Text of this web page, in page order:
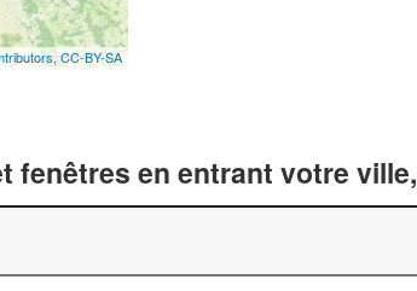
CC-BY-SA
fenêtres en entrant votre